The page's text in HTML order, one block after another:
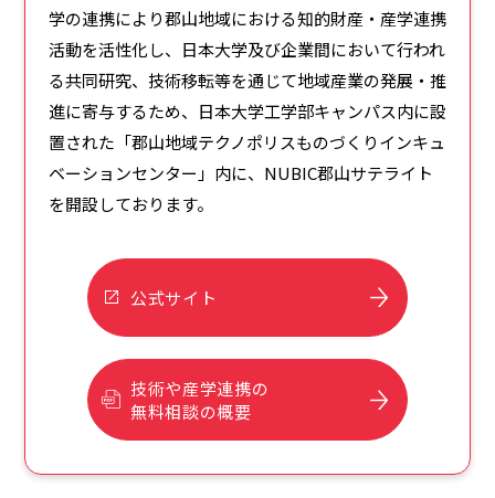
学の連携により郡山地域における知的財産・産学連携
活動を活性化し、日本大学及び企業間において行われ
る共同研究、技術移転等を通じて地域産業の発展・推
進に寄与するため、日本大学工学部キャンパス内に設
置された「郡山地域テクノポリスものづくりインキュ
ベーションセンター」内に、NUBIC郡山サテライト
を開設しております。
公式サイト
技術や産学連携の
無料相談の概要